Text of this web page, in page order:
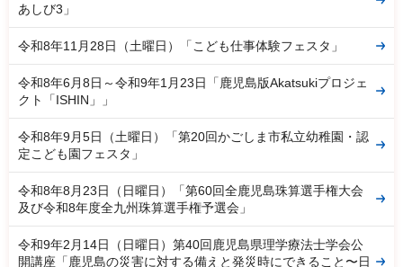
あしび3」
令和8年11月28日（土曜日）「こども仕事体験フェスタ」
令和8年6月8日～令和9年1月23日「鹿児島版Akatsukiプロジェ
クト「ISHIN」」
令和8年9月5日（土曜日）「第20回かごしま市私立幼稚園・認
定こども園フェスタ」
令和8年8月23日（日曜日）「第60回全鹿児島珠算選手権大会
及び令和8年度全九州珠算選手権予選会」
令和9年2月14日（日曜日）第40回鹿児島県理学療法士学会公
開講座「鹿児島の災害に対する備えと発災時にできること〜日